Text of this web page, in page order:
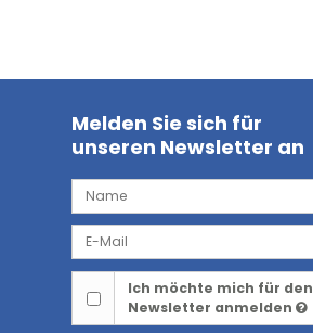
Melden Sie sich für
unseren Newsletter an
Ich möchte mich für den
Newsletter anmelden